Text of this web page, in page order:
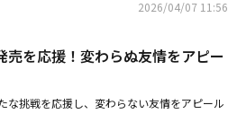
行い、優しい姿で真の「男の中の男」の一面
ムジャの旅行法」予告映像が解禁・BIGBAN
ールのプレゼントも（動画あり）
迫るグローバル・ホットピープルである3人
キム・ジョングク、D-LITEが堂々とした足取
ンを満喫する姿が描かれる。キム・ジョング
に親指を立て、秋山成勲は運動で旅の疲れ
に「友よ、ようこそ」というメッセー
とD-LITE、モデルのパク・スジュの姿
ズとして活動中のG-DRAGONは、C社のロ
とサングラスをかけ、マフラーを巻いて、抜
フンミンのゴールセレブレーションポーズで
2026/04/07 11:56
売を応援！変わらぬ友情をアピー
な挑戦を応援し、変わらない友情をアピール